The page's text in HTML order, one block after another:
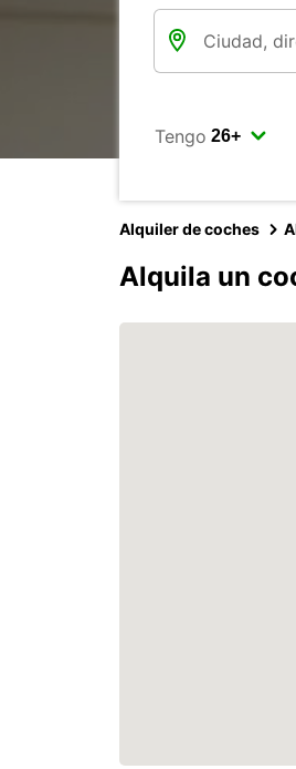
Tengo
Alquiler de coches
Alquila un